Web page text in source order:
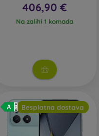
406,90 €
Na zalihi 1 komada
Besplatna dostava